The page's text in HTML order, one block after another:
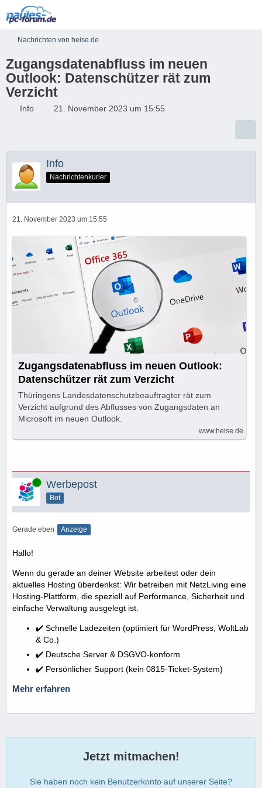
Nachrichten von heise.de
Zugangsdatenabfluss im neuen
Outlook: Datenschützer rät zum
Verzicht
Info 21. November 2023 um 15:55
Info
Nachrichtenkurier
21. November 2023 um 15:55
Zugangsdatenabfluss im neuen Outlook:
Datenschützer rät zum Verzicht
Thüringens Landesdatenschutzbeauftragter rät zum
Verzicht aufgrund des Abflusses von Zugangsdaten an
Microsoft im neuen Outlook.
www.heise.de
Online Werbepost
Bot
Gerade eben Anzeige
Hallo!
Wenn du gerade an deiner Website arbeitest oder dein
aktuelles Hosting überdenkst: Wir betreiben mit NetzLiving eine
Hosting-Plattform, die speziell auf Performance, Sicherheit und
einfache Verwaltung ausgelegt ist.
✔️ Schnelle Ladezeiten (optimiert für WordPress, WoltLab
& Co.)
✔️ Deutsche Server & DSGVO-konform
✔️ Persönlicher Support (kein 0815-Ticket-System)
Mehr erfahren
Jetzt mitmachen!
Sie haben noch kein Benutzerkonto auf unserer Seite?